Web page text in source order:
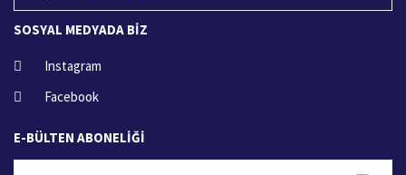
SOSYAL MEDYADA BİZ
Instagram
Facebook
E-BÜLTEN ABONELİĞİ